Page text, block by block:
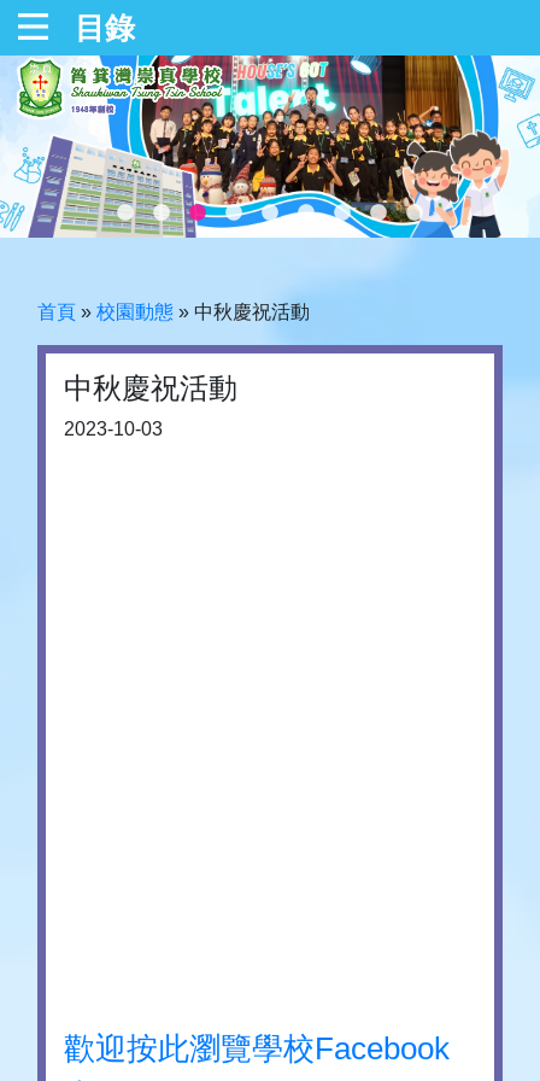
目錄
首頁 » 校園動態 » 中秋慶祝活動
中秋慶祝活動
2023-10-03
歡迎按此瀏覽學校Facebook